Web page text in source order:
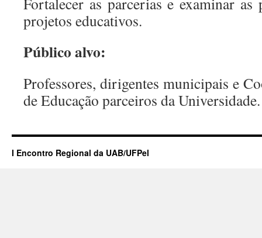
projetos educativos.
Público alvo:
Professores, dirigentes municipais e
de Educação parceiros da Universidade.
I Encontro Regional da UAB/UFPel